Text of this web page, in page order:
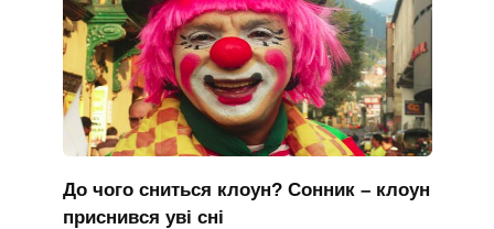
До чого сниться клоун? Сонник – клоун
приснився уві сні